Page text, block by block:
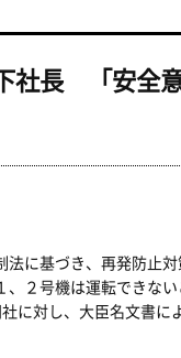
長 「安全意
に基づき、再発防止
２号機は運転できな
に対し、大臣名文書に